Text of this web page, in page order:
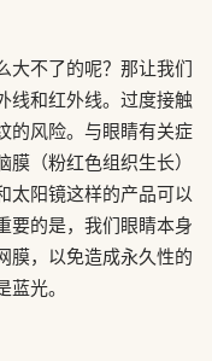
大不了的呢？那让我们
线和红外线。过度接触
的风险。与眼睛有关症
（粉红色组织生长）
太阳镜这样的产品可以
要的是，我们眼睛本身
膜，以免造成永久性的
光。